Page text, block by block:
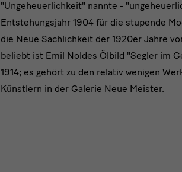
"Ungeheuerlichkeit" nannte -
Entstehungsjahr 1904 für die stupende
die Neue Sachlichkeit der 1920er Jahre
beliebt ist Emil Noldes Ölbild "Segler im
1914; es gehört zu den relativ wenigen
Künstlern in der Galerie Neue Meister.